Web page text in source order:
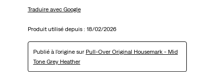
Traduire avec Google
Produit utilisé depuis : 18/02/2026
Publié à l'origine sur Pull-Over Original Housemark - Mid
Tone Grey Heather